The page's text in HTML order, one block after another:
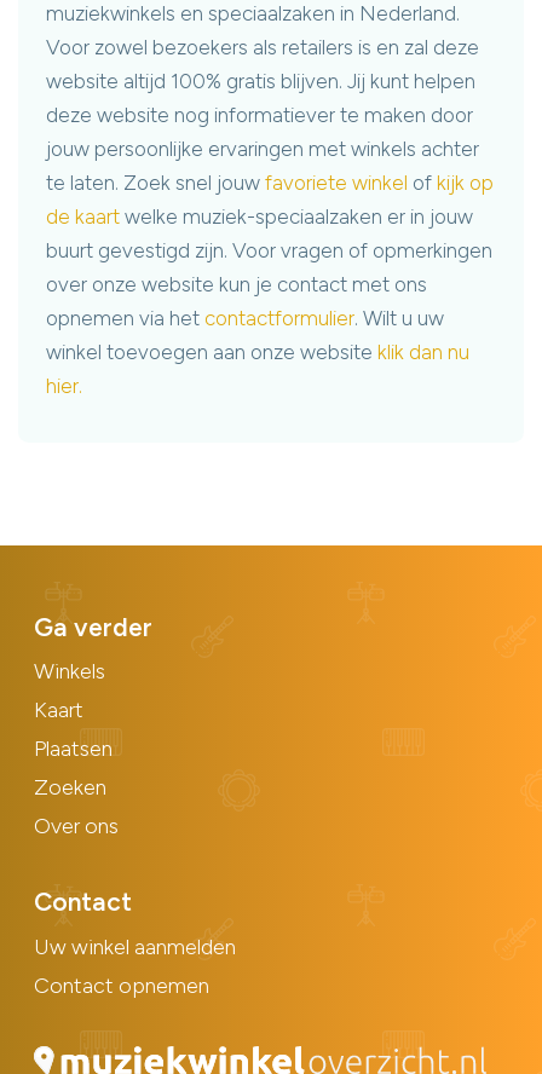
muziekwinkels en speciaalzaken in Nederland.
Voor zowel bezoekers als retailers is en zal deze
website altijd 100% gratis blijven. Jij kunt helpen
deze website nog informatiever te maken door
jouw persoonlijke ervaringen met winkels achter
te laten. Zoek snel jouw favoriete winkel of kijk op
de kaartwelke muziek-speciaalzaken er in jouw
buurt gevestigd zijn. Voor vragen of opmerkingen
over onze website kun je contact met ons
opnemen via het contactformulier. Wilt u uw
winkel toevoegen aan onze website klik dan nu
hier.
Ga verder
Winkels
Kaart
Plaatsen
Zoeken
Over ons
Contact
Uw winkel aanmelden
Contact opnemen